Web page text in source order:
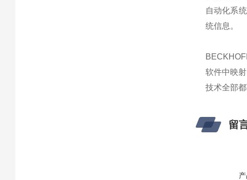
自动化系
统信息。
软件中映
技术全部
留
产